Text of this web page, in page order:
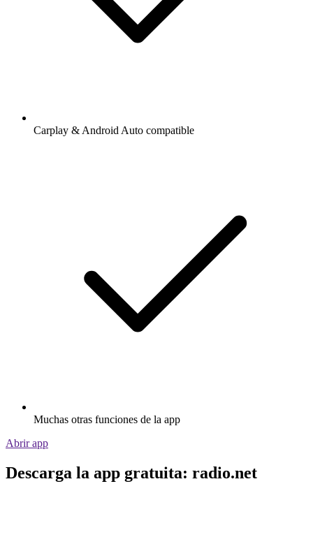
Carplay & Android Auto compatible
Muchas otras funciones de la app
Abrir app
Descarga la app gratuita: radio.net